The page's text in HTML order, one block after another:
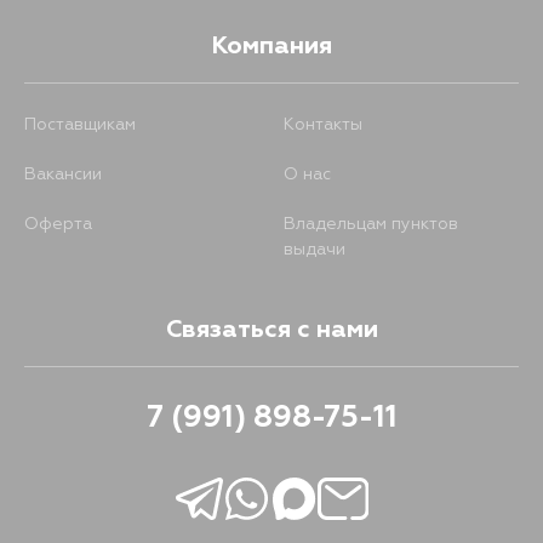
Компания
Поставщикам Контакты
Вакансии О нас
Оферта
Владельцам пунктов
выдачи
Связаться с нами
7 (991) 898-75-11